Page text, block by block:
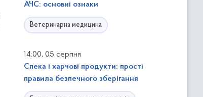
АЧС: основні ознаки
Ветеринарна медицина
14:00, 05 серпня
Спека і харчові продукти: прості
правила безпечного зберігання